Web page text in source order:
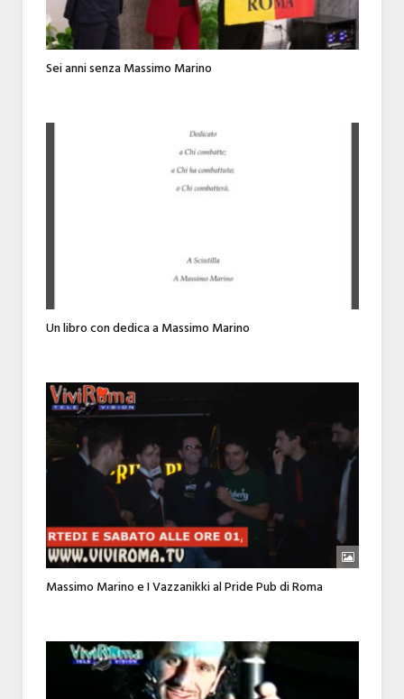
Sei anni senza Massimo Marino
Un libro con dedica a Massimo Marino
Massimo Marino e I Vazzanikki al Pride Pub di Roma